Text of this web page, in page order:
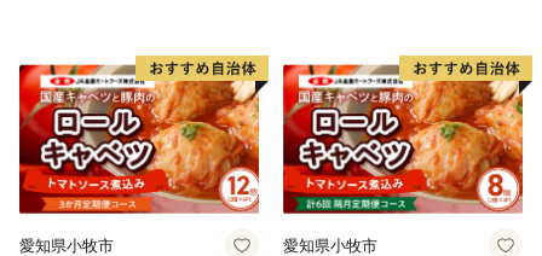
愛知県小牧市 愛知県小牧市